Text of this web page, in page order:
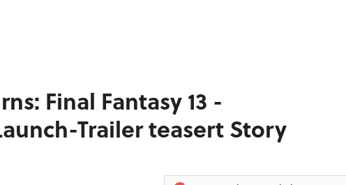
Final Fantasy 13 -
Trailer teasert Story